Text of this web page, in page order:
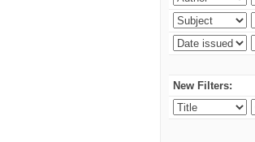
New Filters: